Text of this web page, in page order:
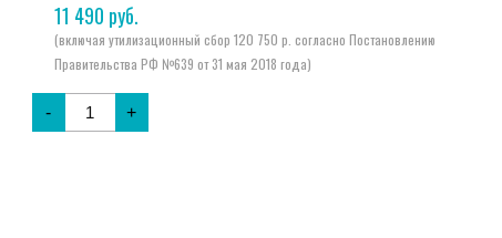
11 490 руб.
- +